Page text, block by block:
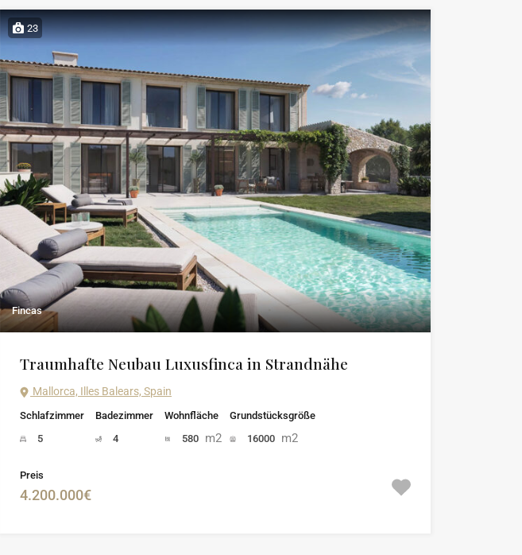
23
Fincas
Traumhafte Neubau Luxusfinca in Strandnähe
Mallorca, Illes Balears, Spain
Schlafzimmer
5
Badezimmer
4
Wohnfläche
580 m2
Grundstücksgröße
16000 m2
Preis
4.200.000€